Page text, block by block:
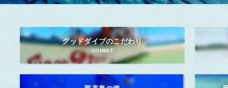
グッドダイブのこだわり
COMMIT